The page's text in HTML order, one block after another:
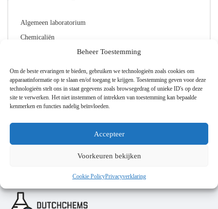
Beheer Toestemming
Om de beste ervaringen te bieden, gebruiken we technologieën zoals cookies om
apparaatinformatie op te slaan en/of toegang te krijgen. Toestemming geven voor deze
technologieën stelt ons in staat gegevens zoals browsegedrag of unieke ID's op deze
site te verwerken. Het niet instemmen of intrekken van toestemming kan bepaalde
kenmerken en functies nadelig beïnvloeden.
Accepteer
Voorkeuren bekijken
Cookie PolicyPrivacyverklaring
Algemeen laboratorium
Chemicaliën
Laboratorium glaswerk
Persoonlijke beschermingsmiddelen (PBMs)